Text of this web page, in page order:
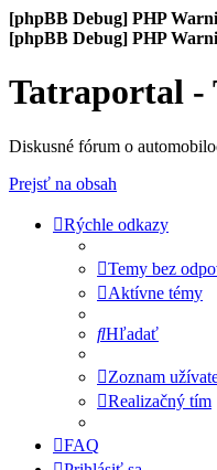
[phpBB Debug] PHP
[phpBB Debug] PHP
Tatraportal -
Diskusné fórum o
Prejsť na obsah
Rýchle odkazy
Temy bez
Aktívne témy
Hľadať
Zoznam
Realizačný tím
FAQ